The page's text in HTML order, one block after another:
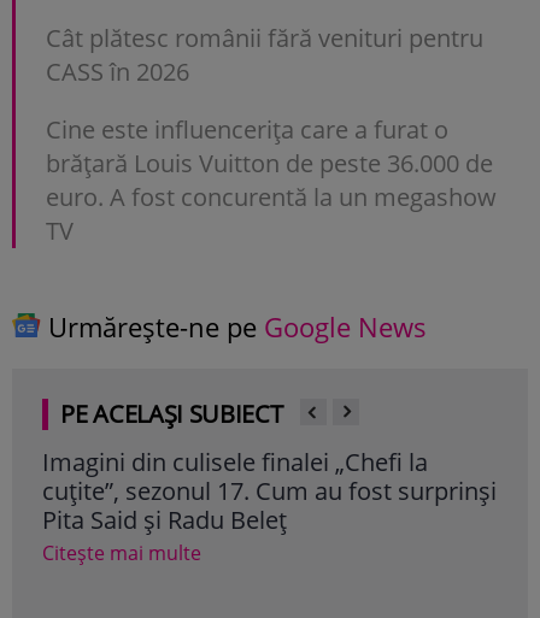
Cât plătesc românii fără venituri pentru
CASS în 2026
Cine este influencerița care a furat o
brățară Louis Vuitton de peste 36.000 de
euro. A fost concurentă la un megashow
TV
Urmărește-ne pe Google News
PE ACELAȘI SUBIECT
Imagini din culisele finalei „Chefi la
cuțite”, sezonul 17. Cum au fost surprinși
Pita Said și Radu Beleț
Citește mai multe